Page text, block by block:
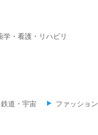
学・看護・リハビリ
道・宇宙 ファッション